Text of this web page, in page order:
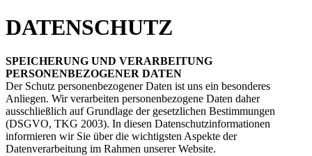
DATENSCHUTZ
SPEICHERUNG UND VERARBEITUNG
PERSONENBEZOGENER DATEN
Der Schutz personenbezogener Daten ist uns ein besonderes
Anliegen. Wir verarbeiten personenbezogene Daten daher
ausschließlich auf Grundlage der gesetzlichen Bestimmungen
(DSGVO, TKG 2003). In diesen Datenschutzinformationen
informieren wir Sie über die wichtigsten Aspekte der
Datenverarbeitung im Rahmen unserer Website.